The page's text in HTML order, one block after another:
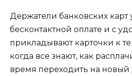
Держатели банковских
бесконтактной оплате и с
прикладывают карточки к
когда все знают, как
время переходить на новый